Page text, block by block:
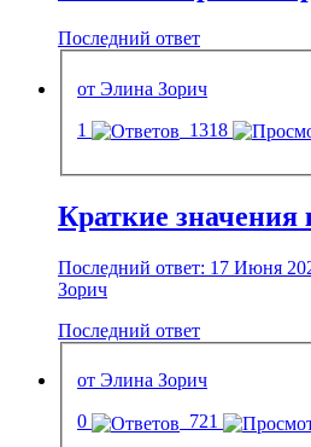
Последний ответ
от Элина Зорич
1
1318
Краткие
Последний ответ: 17 Июня
Зорич
Последний ответ
от Элина Зорич
0
721